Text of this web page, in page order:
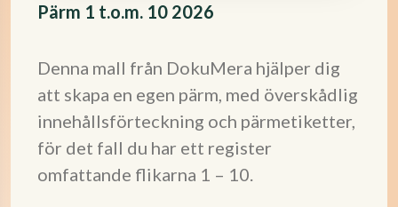
Pärm 1 t.o.m. 10 2026
Denna mall från DokuMera hjälper dig
att skapa en egen pärm, med överskådlig
innehållsförteckning och pärmetiketter,
för det fall du har ett register
omfattande flikarna 1 – 10.